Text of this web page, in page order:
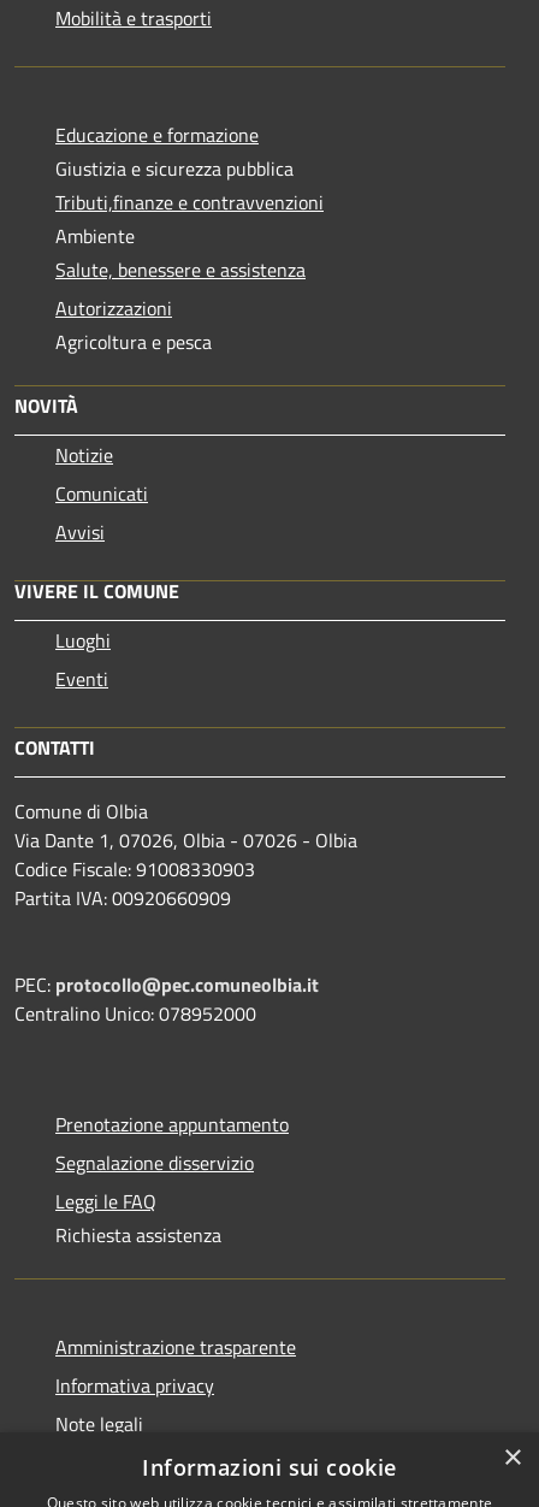
Mobilità e trasporti
Educazione e formazione
Giustizia e sicurezza pubblica
Tributi,finanze e contravvenzioni
Ambiente
Salute, benessere e assistenza
Autorizzazioni
Agricoltura e pesca
NOVITÀ
Notizie
Comunicati
Avvisi
VIVERE IL COMUNE
Luoghi
Eventi
CONTATTI
Comune di Olbia
Via Dante 1, 07026, Olbia - 07026 - Olbia
Codice Fiscale: 91008330903
Partita IVA: 00920660909
PEC: protocollo@pec.comuneolbia.it
Centralino Unico: 078952000
Prenotazione appuntamento
Segnalazione disservizio
Leggi le FAQ
Richiesta assistenza
Amministrazione trasparente
Informativa privacy
Note legali
Dichiarazione di accessibilità
×
Informazioni sui cookie
Questo sito web utilizza cookie tecnici e assimilati strettamente